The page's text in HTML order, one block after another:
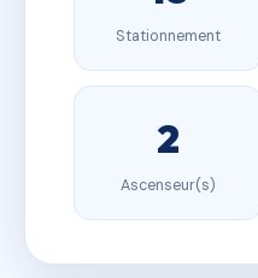
Stationnement
2
Ascenseur(s)